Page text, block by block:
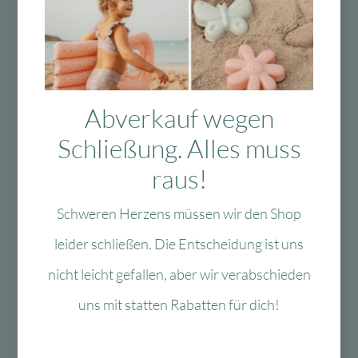
Das Passt dazu
Das könnte Dir auch
gefallen
-40 %
Abverkauf wegen
Schließung. Alles muss
raus!
Schweren Herzens müssen wir den Shop
leider schließen. Die Entscheidung ist uns
nicht leicht gefallen, aber wir verabschieden
uns mit statten Rabatten für dich!